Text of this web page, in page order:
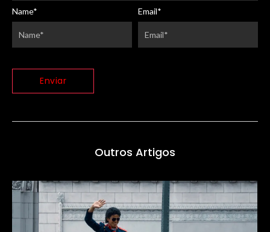
Name* Email*
Outros Artigos